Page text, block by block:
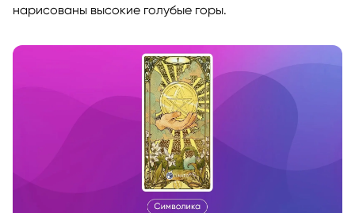
нарисованы высокие голубые горы.